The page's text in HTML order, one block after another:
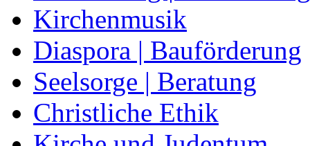
Kirchenmusik
Diaspora | Bauförderung
Seelsorge | Beratung
Christliche Ethik